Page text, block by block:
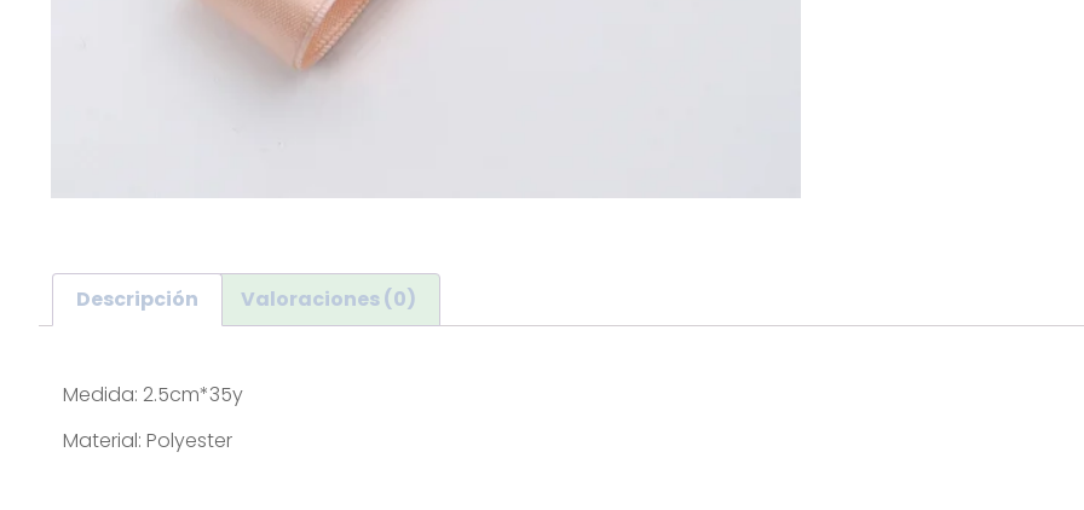
Descripción Valoraciones (0)
Medida: 2.5cm*35y
Material: Polyester